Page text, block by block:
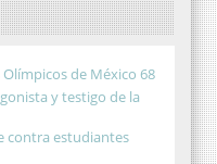
de México 68
y testigo de la
contra estudiantes